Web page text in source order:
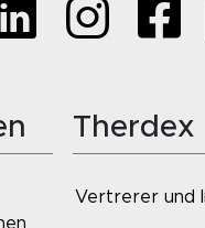
Therdex
Vertrerer und